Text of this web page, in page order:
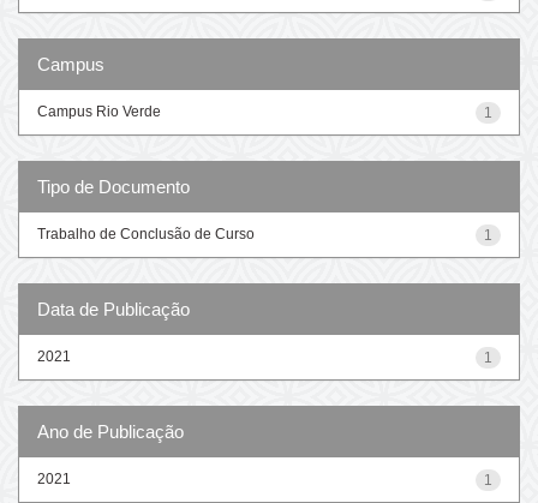
Campus
1
Campus Rio Verde
Tipo de Documento
1
Trabalho de Conclusão de Curso
Data de Publicação
1
2021
Ano de Publicação
1
2021